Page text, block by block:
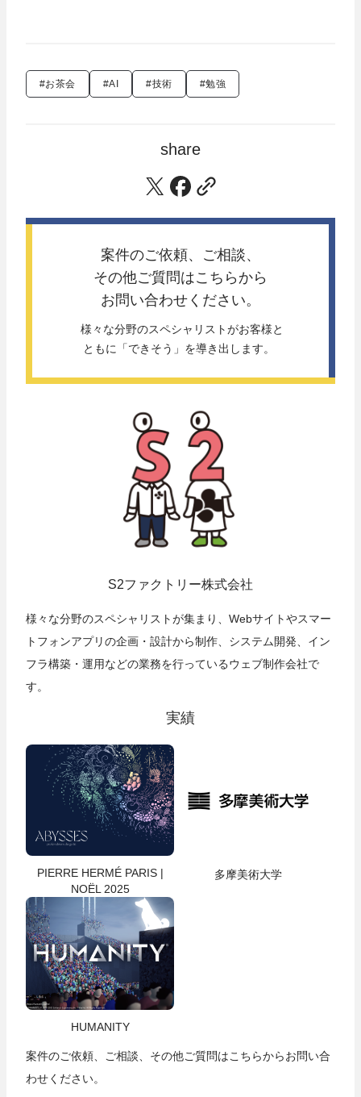
#お茶会 #AI #技術 #勉強
share
S2ファクトリー株式会社
様々な分野のスペシャリストが集まり、Webサイトやスマー
トフォンアプリの企画・設計から制作、システム開発、イン
フラ構築・運用などの業務を行っているウェブ制作会社で
す。
実績
PIERRE HERMÉ PARIS |
NOËL 2025
多摩美術大学
HUMANITY
案件のご依頼、ご相談、その他ご質問はこちらからお問い合
わせください。
案件のご依頼、ご相談、
その他ご質問はこちらから
お問い合わせください。
様々な分野のスペシャリストがお客様と
ともに「できそう」を導き出します。